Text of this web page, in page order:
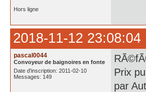
Hors ligne
2018-11-12 23:08:04
pascal0044
Convoyeur de baignoires en fonte
Date d'inscription: 2011-02-10
Messages: 149
Prix
par